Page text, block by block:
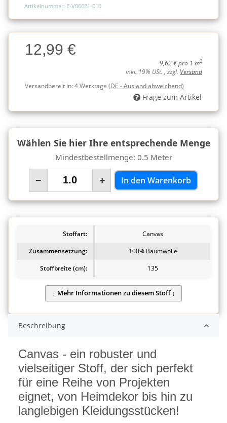
Artikelnummer: E-V06621-010
Charge
Charge12,99 €
9,62 € pro 1 m2
inkl. 19% USt. , zzgl. Versand
Versandbereit in:4 Werktage (DE - Ausland abweichend)
Frage zum Artikel
Wählen Sie hier Ihre entsprechende Menge
Mindestbestellmenge: 0.5 Meter
− + In den Warenkorb
Stoffart:
Canvas
Zusammensetzung:
100% Baumwolle
Stoffbreite (cm):
135
Beschreibung
Canvas - ein robuster und
vielseitiger Stoff, der sich perfekt
für eine Reihe von Projekten
eignet, von Heimdekor bis hin zu
langlebigen Kleidungsstücken!